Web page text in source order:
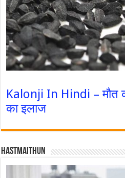
Kalonji In Hindi – मौत
का इलाज
Hastmaithun